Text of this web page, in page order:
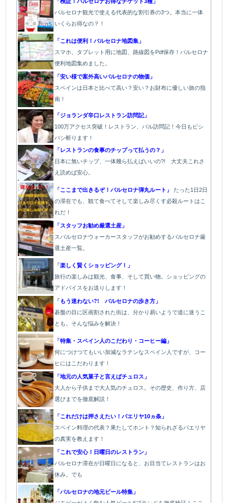
バルセロナ観光で使える代表的な割引券の3つ。本当に一体
いくらお得なの？！
「これは便利！バルセロナ地図集」
スマホ、タブレット用に地図、路線図をPdf保存！バルセロナ
便利地図集めました。
「安い様で案外高いバルセロナの物価」
スペインは日本と比べて高い？安い？お財布に優しい旅の指
南！
「ジョランダ辛口レストラン訪問記」
100万アクセス突破！レストラン、バル訪問記！今日もビシ
バシ斬ります！
「レストランの食事のチップって払うの？」
日本に無いチップ、一体幾ら払えばいいの?! 大丈夫これさ
え読めば安心。
「ここまで出きるぞ！バルセロナ弾丸ルート」 たった1 日2日
の滞在でも、観て食べてそして楽しみ尽くす必殺ルートはこ
れだ！
「スタッフお勧め厳選土産」
スバルセロナウォーカースタッフがお勧めするバルセロナ厳
選土産一覧。
「楽しく賢くショッピング！」
旅行の楽しみは観光、食事、そして買い物。ショッピングの
アドバイスをお送りします！
「 もう迷わない?! バルセロナの歩き方」
碁盤の目に区画割された街は、分かり易いようで道に迷うこ
とも。そんな悩みを解決！
「特集・スペイン人のこだわり・コーヒー編」
何につけつてもいい加減なラテンなスペイン人ですが、コー
ヒにはこだわります ！
「地元の人気菓子と言えばチュロス」
大人から子供まで大人気のチュロス。その歴史、作り方、店
選びまでを徹底解説！
「これだけは押さえたい！パエリヤ10ヵ条」
スペイン料理の代表？果たしてホント？知られざるパエリヤ
の真実を教えます！
「これで安心！日曜日のレストラン」
バルセロナ滞在が日曜日になると、お目当てレストランはお
休み。でも
「バルセロナの地元ビール特集」